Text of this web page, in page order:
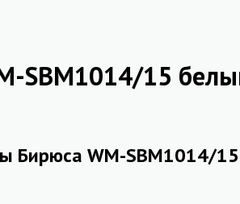
SBM1014/15
Бирюса WM-SBM1014/